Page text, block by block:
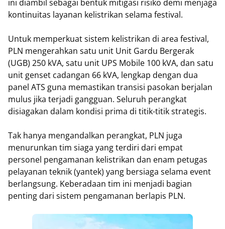
ini diambil sebagai bentuk mitigasi risiko demi menjaga
kontinuitas layanan kelistrikan selama festival.
Untuk memperkuat sistem kelistrikan di area festival,
PLN mengerahkan satu unit Unit Gardu Bergerak
(UGB) 250 kVA, satu unit UPS Mobile 100 kVA, dan satu
unit genset cadangan 66 kVA, lengkap dengan dua
panel ATS guna memastikan transisi pasokan berjalan
mulus jika terjadi gangguan. Seluruh perangkat
disiagakan dalam kondisi prima di titik-titik strategis.
Tak hanya mengandalkan perangkat, PLN juga
menurunkan tim siaga yang terdiri dari empat
personel pengamanan kelistrikan dan enam petugas
pelayanan teknik (yantek) yang bersiaga selama event
berlangsung. Keberadaan tim ini menjadi bagian
penting dari sistem pengamanan berlapis PLN.